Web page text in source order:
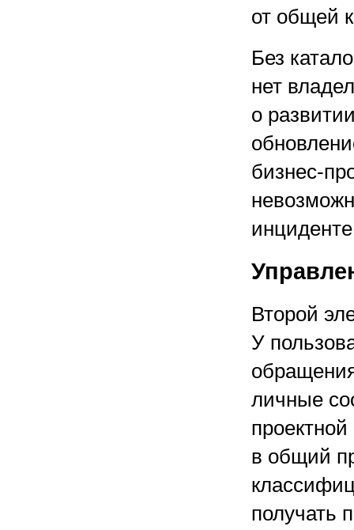
от общей
Без
нет
о
бизнес-
Второй
У
личные
в общий
получать